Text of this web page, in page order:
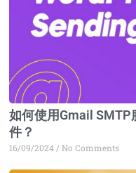
如何使用Gmail
件？
16/09/2024 No Comments